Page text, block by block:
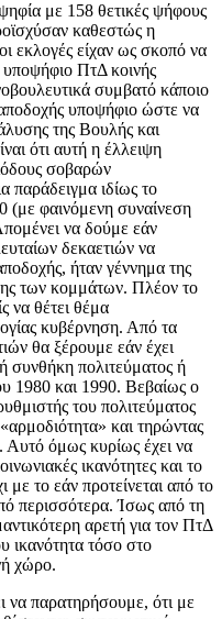
με 158 θετικές ψήφους
καθεστώς η
εκλογές είχαν ως σκοπό να
ΠτΔ κοινής
συμβατό κάποιο
υποψήφιο ώστε να
της Βουλής και
ότι αυτή η έλλειψη
σοβαρών
παράδειγμα ιδίως το
(με φαινόμενη συναίνεση
να δούμε εάν
δεκαετιών να
ήταν γέννημα της
των κομμάτων. Πλέον το
να θέτει θέμα
κυβέρνηση. Από τα
θα ξέρουμε εάν έχει
συνθήκη πολιτεύματος ή
1980 και 1990. Βεβαίως ο
του πολιτεύματος
και τηρώντας
Αυτό όμως κυρίως έχει να
ικανότητες και το
το εάν προτείνεται από το
περισσότερα. Ίσως από τη
αρετή για τον ΠτΔ
ικανότητα τόσο στο
χώρο.
να παρατηρήσουμε, ότι με